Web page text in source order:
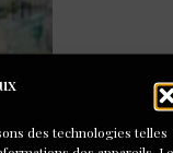
des technologies telles
féconde pour